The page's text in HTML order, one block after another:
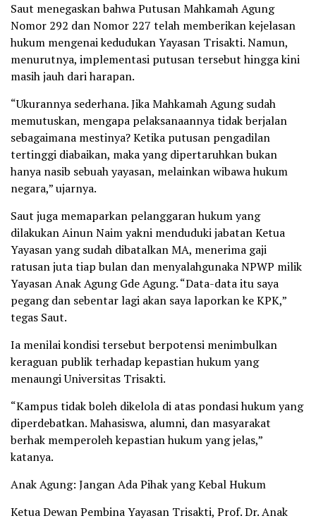
Saut menegaskan bahwa Putusan Mahkamah Agung
Nomor 292 dan Nomor 227 telah memberikan kejelasan
hukum mengenai kedudukan Yayasan Trisakti. Namun,
menurutnya, implementasi putusan tersebut hingga kini
masih jauh dari harapan.
“Ukurannya sederhana. Jika Mahkamah Agung sudah
memutuskan, mengapa pelaksanaannya tidak berjalan
sebagaimana mestinya? Ketika putusan pengadilan
tertinggi diabaikan, maka yang dipertaruhkan bukan
hanya nasib sebuah yayasan, melainkan wibawa hukum
negara,” ujarnya.
Saut juga memaparkan pelanggaran hukum yang
dilakukan Ainun Naim yakni menduduki jabatan Ketua
Yayasan yang sudah dibatalkan MA, menerima gaji
ratusan juta tiap bulan dan menyalahgunaka NPWP milik
Yayasan Anak Agung Gde Agung. “Data-data itu saya
pegang dan sebentar lagi akan saya laporkan ke KPK,”
tegas Saut.
Ia menilai kondisi tersebut berpotensi menimbulkan
keraguan publik terhadap kepastian hukum yang
menaungi Universitas Trisakti.
“Kampus tidak boleh dikelola di atas pondasi hukum yang
diperdebatkan. Mahasiswa, alumni, dan masyarakat
berhak memperoleh kepastian hukum yang jelas,”
katanya.
Anak Agung: Jangan Ada Pihak yang Kebal Hukum
Ketua Dewan Pembina Yayasan Trisakti, Prof. Dr. Anak